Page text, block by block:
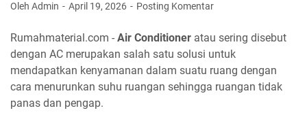
Oleh Admin April 19, 2026 Posting Komentar
Rumahmaterial.com - Air Conditioner atau sering disebut
dengan AC merupakan salah satu solusi untuk
mendapatkan kenyamanan dalam suatu ruang dengan
cara menurunkan suhu ruangan sehingga ruangan tidak
panas dan pengap.